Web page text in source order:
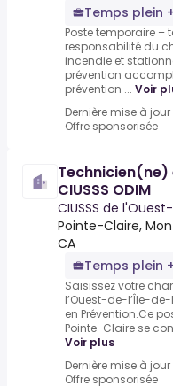
Temps plein
Poste temporaire –
responsabilité du
incendie et
prévention
prévention ... Voir
Dernière mise à
Offre sponsorisée
Technicien(ne)
CIUSSS ODIM
CIUSSS de
Pointe-Claire,
CA
Temps plein
Saisissez votre
l’Ouest-de-l’Île-
en Prévention.Ce
Pointe-Claire se
Voir plus
Dernière mise à
Offre sponsorisée